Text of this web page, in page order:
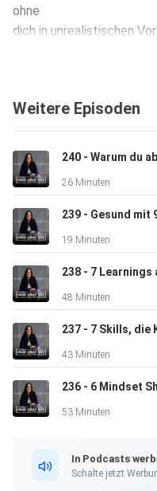
ohne
dich in unrealistischen
den Spaß am Leben zu
Deine Steph
OWN YOUR YEAR:
Fragen oder Feedback?
Weitere Episoden
26 Minuten
19 Minuten
48 Minuten
43 Minuten
53 Minuten
In Podcasts
Schalte jetzt